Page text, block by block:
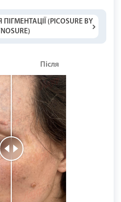
(PICOSURE BY
Після